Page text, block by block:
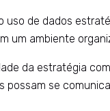
uso de dados
um ambiente
da estratégia
se